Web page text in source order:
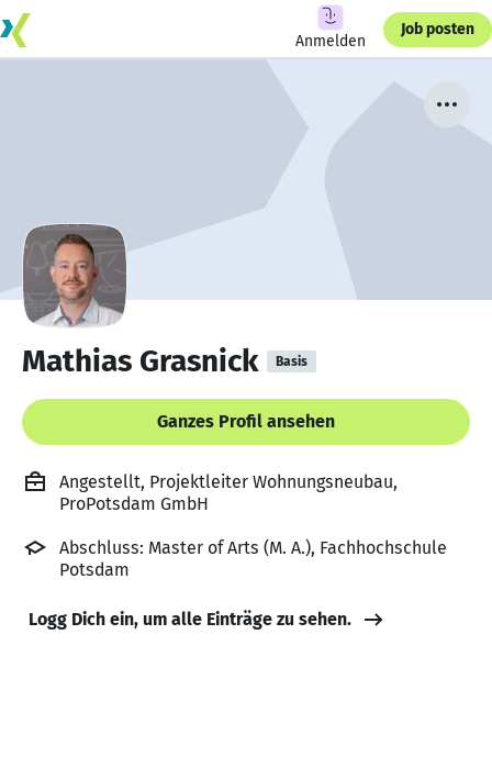
Anmelden
Job posten
Mathias Grasnick Basis
Ganzes Profil ansehen
Angestellt, Projektleiter Wohnungsneubau,
ProPotsdam GmbH
Abschluss: Master of Arts (M. A.), Fachhochschule
Potsdam
Logg Dich ein, um alle Einträge zu sehen.